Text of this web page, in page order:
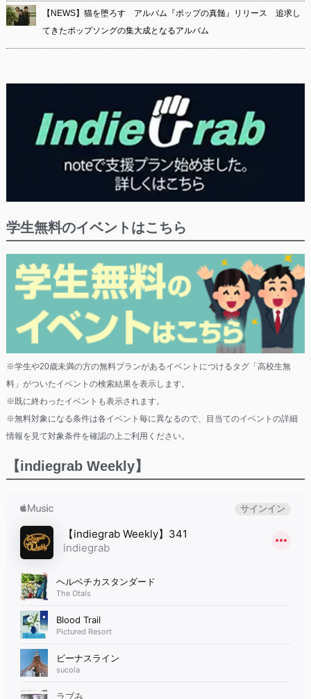
【NEWS】猫を堕ろす アルバム『ポップの真髄』リリース 追求し
てきたポップソングの集大成となるアルバム
学生無料のイベントはこちら
※学生や20歳未満の方の無料プランがあるイベントにつけるタグ「高校生無
料」がついたイベントの検索結果を表示します。
※既に終わったイベントも表示されます。
※無料対象になる条件は各イベント毎に異なるので、目当てのイベントの詳細
情報を見て対象条件を確認の上ご利用ください。
【indiegrab Weekly】